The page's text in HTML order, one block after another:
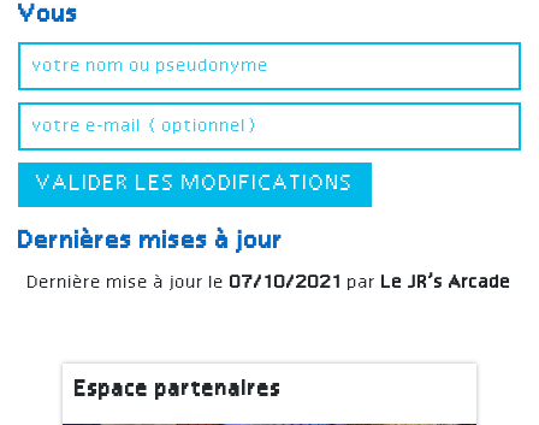
Vous
VALIDER LES MODIFICATIONS
Dernières mises à jour
Dernière mise à jour le 07/10/2021 par Le JR’s Arcade
Espace partenaires